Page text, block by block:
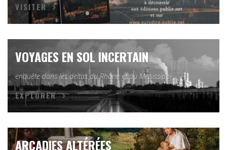
VISITER
VOYAGES EN SOL INCERTAIN
enquête dans les deltas du Rhône et du Mississippi
EXPLORER
ARCADIES ALTÉRÉES